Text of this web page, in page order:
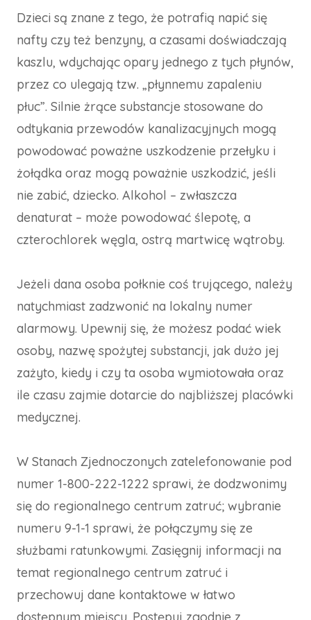
Dzieci są znane z tego, że potrafią napić się
nafty czy też benzyny, a czasami doświadczają
kaszlu, wdychając opary jednego z tych płynów,
przez co ulegają tzw. „płynnemu zapaleniu
płuc”. Silnie żrące substancje stosowane do
odtykania przewodów kanalizacyjnych mogą
powodować poważne uszkodzenie przełyku i
żołądka oraz mogą poważnie uszkodzić, jeśli
nie zabić, dziecko. Alkohol – zwłaszcza
denaturat – może powodować ślepotę, a
czterochlorek węgla, ostrą martwicę wątroby.
Jeżeli dana osoba połknie coś trującego, należy
natychmiast zadzwonić na lokalny numer
alarmowy. Upewnij się, że możesz podać wiek
osoby, nazwę spożytej substancji, jak dużo jej
zażyto, kiedy i czy ta osoba wymiotowała oraz
ile czasu zajmie dotarcie do najbliższej placówki
medycznej.
W Stanach Zjednoczonych zatelefonowanie pod
numer 1-800-222-1222 sprawi, że dodzwonimy
się do regionalnego centrum zatruć; wybranie
numeru 9-1-1 sprawi, że połączymy się ze
służbami ratunkowymi. Zasięgnij informacji na
temat regionalnego centrum zatruć i
przechowuj dane kontaktowe w łatwo